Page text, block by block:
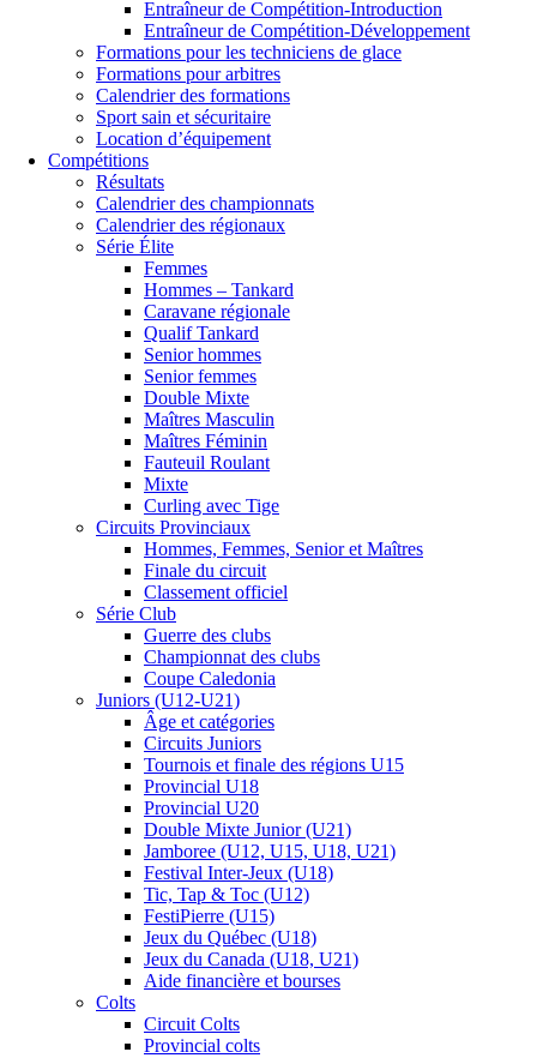
Entraîneur de Compétition-Introduction
Entraîneur de Compétition-Développement
Formations pour les techniciens de glace
Formations pour arbitres
Calendrier des formations
Sport sain et sécuritaire
Location d’équipement
Compétitions
Résultats
Calendrier des championnats
Calendrier des régionaux
Série Élite
Femmes
Hommes – Tankard
Caravane régionale
Qualif Tankard
Senior hommes
Senior femmes
Double Mixte
Maîtres Masculin
Maîtres Féminin
Fauteuil Roulant
Mixte
Curling avec Tige
Circuits Provinciaux
Hommes, Femmes, Senior et Maîtres
Finale du circuit
Classement officiel
Série Club
Guerre des clubs
Championnat des clubs
Coupe Caledonia
Juniors (U12-U21)
Âge et catégories
Circuits Juniors
Tournois et finale des régions U15
Provincial U18
Provincial U20
Double Mixte Junior (U21)
Jamboree (U12, U15, U18, U21)
Festival Inter-Jeux (U18)
Tic, Tap & Toc (U12)
FestiPierre (U15)
Jeux du Québec (U18)
Jeux du Canada (U18, U21)
Aide financière et bourses
Colts
Circuit Colts
Provincial colts